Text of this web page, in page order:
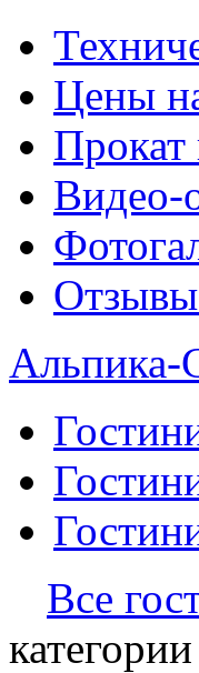
Цены
Видео-
Отзывы
Альпика-
Все